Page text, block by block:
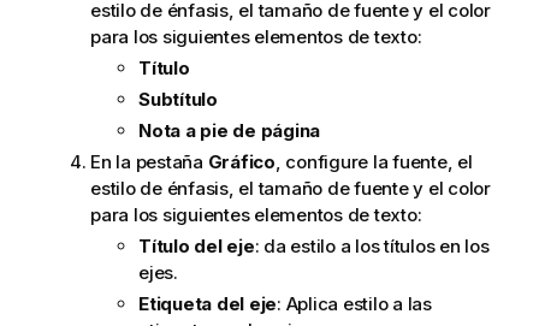
estilo de énfasis, el tamaño de fuente y el color
para los siguientes elementos de texto:
Título
Subtítulo
Nota a pie de página
En la pestaña Gráfico, configure la fuente, el
estilo de énfasis, el tamaño de fuente y el color
para los siguientes elementos de texto:
Título del eje: da estilo a los títulos en los
ejes.
Etiqueta del eje: Aplica estilo a las